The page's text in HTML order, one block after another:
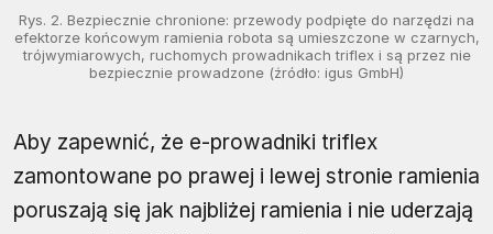
Rys. 2. Bezpiecznie chronione: przewody podpięte do narzędzi na
efektorze końcowym ramienia robota są umieszczone w czarnych,
trójwymiarowych, ruchomych prowadnikach triflex i są przez nie
bezpiecznie prowadzone (źródło: igus GmbH)
Aby zapewnić, że e-prowadniki triflex
zamontowane po prawej i lewej stronie ramienia
poruszają się jak najbliżej ramienia i nie uderzają